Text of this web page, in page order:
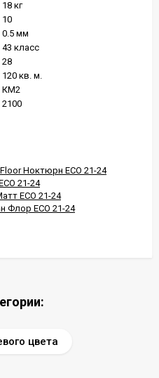
18 кг
10
0.5 мм
43 класс
28
120 кв. м.
КМ2
2100
Ноктюрн ЕСО 21-24
21-24
ЕСО 21-24
Флор ЕСО 21-24
цвета